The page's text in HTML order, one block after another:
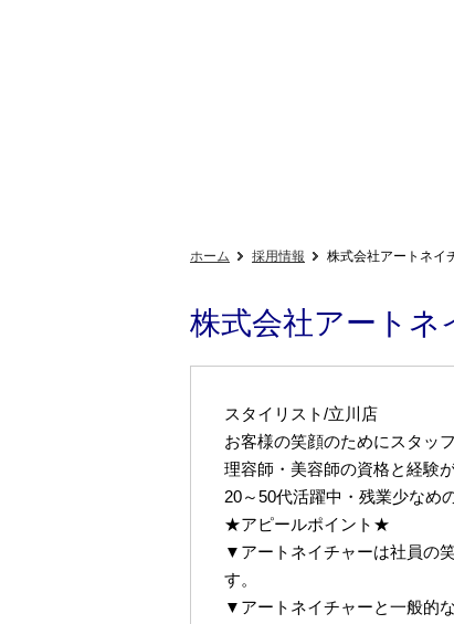
ホーム 採用情報 株式会社アートネ
株式会社アート
スタイリスト/立川店
お客様の笑顔のためにスタッ
理容師・美容師の資格と経験
20～50代活躍中・残業少なめ
★アピールポイント★
▼アートネイチャーは社員の
す。
▼アートネイチャーと一般的